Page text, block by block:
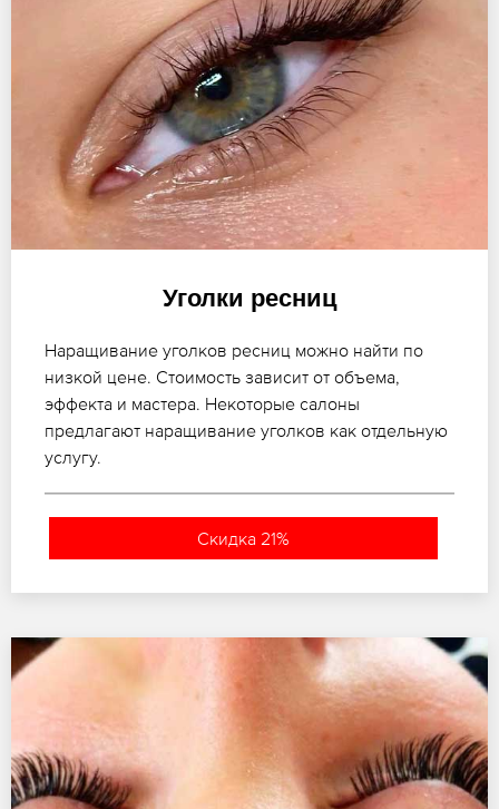
Уголки ресниц
Наращивание уголков ресниц можно найти по
низкой цене. Стоимость зависит от объема,
эффекта и мастера. Некоторые салоны
предлагают наращивание уголков как отдельную
услугу.
Скидка 21%